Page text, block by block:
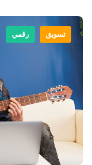
تسويق رقمي